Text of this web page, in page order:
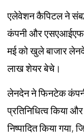
एलेवेशन कैपिटल ने
कंपनी और एसएआईएफ
मई को खुले बाजार
लाख शेयर बेचे।
लेनदेन ने फिनटेक कंपनी
प्रतिनिधित्व किया
निष्पादित किया